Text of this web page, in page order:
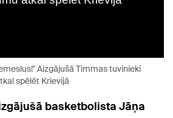
Aizgājušā Timmas tuvinieki
spēlēt Krievijā
basketbolista Jāņa